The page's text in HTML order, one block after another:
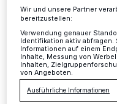
Mettmann ·Schon
Apotheke in
Regenbogenland im
Spendenaktion.
Wir und unsere Partner
bereitzustellen:
Verwendung genauer
Identifikation aktiv
Informationen auf einem
Inhalte, Messung von
Inhalten,
von Angeboten.
Ausführliche Informationen